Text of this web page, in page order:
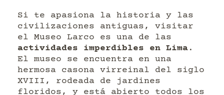
Si te apasiona la historia y las
civilizaciones antiguas, visitar
el Museo Larco es una de las
actividades imperdibles en Lima .
El museo se encuentra en una
hermosa casona virreinal del siglo
XVIII, rodeada de jardines
floridos, y está abierto todos los